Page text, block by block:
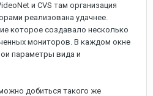
и CVS там организация
реализована удачнее.
которое создавало несколько
мониторов. В каждом окне
параметры вида и
добиться такого же